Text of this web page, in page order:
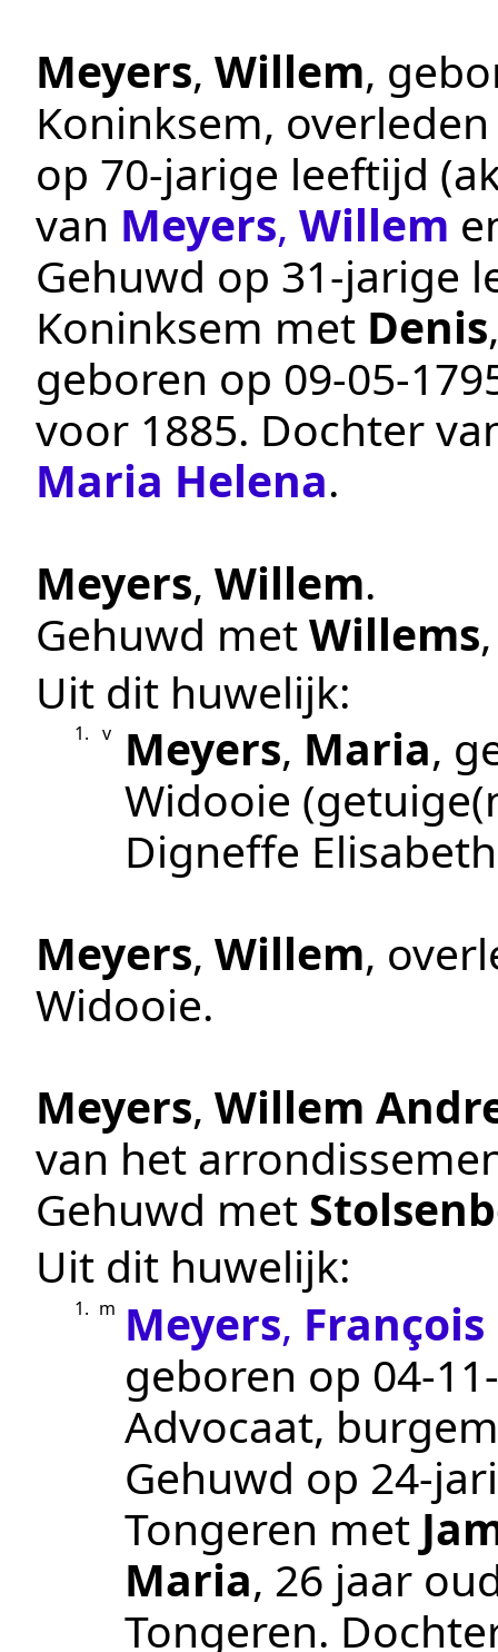
Meyers, Willem,
Koninksem,
op 70-jarige leeftijd
van Meyers, Willem
Gehuwd op 31-jarige
Koninksem met Denis
geboren op
voor 1885. Dochter
Maria Helena.
Meyers, Willem.
Gehuwd metWillems
Uit dit huwelijk:
1. v Meyers, Maria,
Widooie
Digneffe
Meyers, Willem,
Widooie.
Meyers, Willem
van het
Gehuwd met
Uit dit huwelijk:
1. m Meyers,
geboren op
Advocaat,
Gehuwd op 24-
Tongeren met
Maria, 26 jaar
Tongeren.